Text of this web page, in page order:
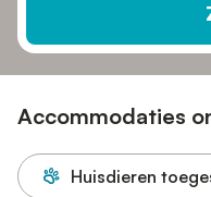
Accommodaties
Huisdieren